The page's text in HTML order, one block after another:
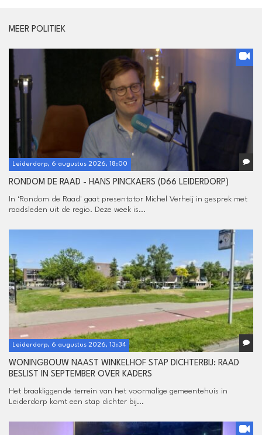
MEER POLITIEK
Leiderdorp, 6 augustus 2026, 18:00
RONDOM DE RAAD - HANS PINCKAERS (D66 LEIDERDORP)
In ‘Rondom de Raad' gaat presentator Michel Verheij in gesprek met
raadsleden uit de regio. Deze week is...
Leiderdorp, 6 augustus 2026, 13:34
WONINGBOUW NAAST WINKELHOF STAP DICHTERBIJ: RAAD
BESLIST IN SEPTEMBER OVER KADERS
Het braakliggende terrein van het voormalige gemeentehuis in
Leiderdorp komt een stap dichter bij...